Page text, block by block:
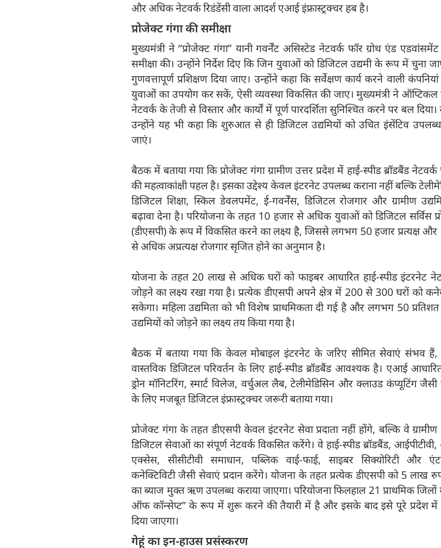
और अधिक नेटवर्क रिडंडेंसी वाला आदर्श एआई इंफ्रास्ट्रक्चर हब है।
प्रोजेक्ट गंगा की समीक्षा
मुख्यमंत्री ने “प्रोजेक्ट गंगा” यानी गवर्नेंट असिस्टेड नेटवर्क फॉर ग्रोथ एंड
समीक्षा की। उन्होंने निर्देश दिए कि जिन युवाओं को डिजिटल उद्यमी के रूप में चुना
गुणवत्तापूर्ण प्रशिक्षण दिया जाए। उन्होंने कहा कि सर्वेक्षण कार्य करने वाली
युवाओं का उपयोग कर सकें, ऐसी व्यवस्था विकसित की जाए। मुख्यमंत्री ने ऑप्टिकल
नेटवर्क के तेजी से विस्तार और कार्यों में पूर्ण पारदर्शिता सुनिश्चित करने पर बल दिया।
उन्होंने यह भी कहा कि शुरुआत से ही डिजिटल उद्यमियों को उचित इंसेंटिव
जाएं।
बैठक में बताया गया कि प्रोजेक्ट गंगा ग्रामीण उत्तर प्रदेश में हाई-स्पीड ब्रॉडबैंड
की महत्वाकांक्षी पहल है। इसका उद्देश्य केवल इंटरनेट उपलब्ध कराना नहीं बल्कि
डिजिटल शिक्षा, स्किल डेवलपमेंट, ई-गवर्नेंस, डिजिटल रोजगार और ग्रामीण
बढ़ावा देना है। परियोजना के तहत 10 हजार से अधिक युवाओं को डिजिटल सर्विस
(डीएसपी) के रूप में विकसित करने का लक्ष्य है, जिससे लगभग 50 हजार प्रत्यक्ष
से अधिक अप्रत्यक्ष रोजगार सृजित होने का अनुमान है।
योजना के तहत 20 लाख से अधिक घरों को फाइबर आधारित हाई-स्पीड इंटरनेट
जोड़ने का लक्ष्य रखा गया है। प्रत्येक डीएसपी अपने क्षेत्र में 200 से 300 घरों को
सकेगा। महिला उद्यमिता को भी विशेष प्राथमिकता दी गई है और लगभग 50 प्रतिशत
उद्यमियों को जोड़ने का लक्ष्य तय किया गया है।
बैठक में बताया गया कि केवल मोबाइल इंटरनेट के जरिए सीमित सेवाएं संभव
वास्तविक डिजिटल परिवर्तन के लिए हाई-स्पीड ब्रॉडबैंड आवश्यक है। एआई
ड्रोन मॉनिटरिंग, स्मार्ट विलेज, वर्चुअल लैब, टेलीमेडिसिन और क्लाउड कंप्यूटिंग
के लिए मजबूत डिजिटल इंफ्रास्ट्रक्चर जरूरी बताया गया।
प्रोजेक्ट गंगा के तहत डीएसपी केवल इंटरनेट सेवा प्रदाता नहीं होंगे, बल्कि वे ग्रामीण
डिजिटल सेवाओं का संपूर्ण नेटवर्क विकसित करेंगे। वे हाई-स्पीड ब्रॉडबैंड, आईपीटीवी,
एक्सेस, सीसीटीवी समाधान, पब्लिक वाई-फाई, साइबर सिक्योरिटी और
कनेक्टिविटी जैसी सेवाएं प्रदान करेंगे। योजना के तहत प्रत्येक डीएसपी को 5 लाख
का ब्याज मुक्त ऋण उपलब्ध कराया जाएगा। परियोजना फिलहाल 21 प्राथमिक जिलों
ऑफ कॉन्सेप्ट” के रूप में शुरू करने की तैयारी में है और इसके बाद इसे पूरे प्रदेश में
दिया जाएगा।
गेहूं का इन-हाउस प्रसंस्करण